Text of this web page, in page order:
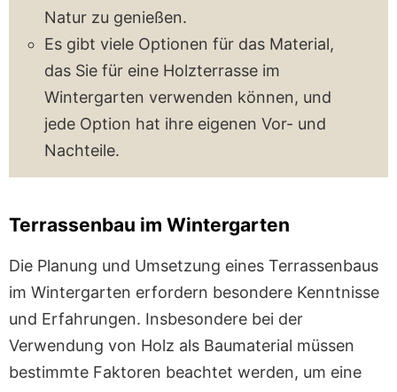
Natur zu genießen.
Es gibt viele Optionen für das Material,
das Sie für eine Holzterrasse im
Wintergarten verwenden können, und
jede Option hat ihre eigenen Vor- und
Nachteile.
Terrassenbau im Wintergarten
Die Planung und Umsetzung eines Terrassenbaus
im Wintergarten erfordern besondere Kenntnisse
und Erfahrungen. Insbesondere bei der
Verwendung von Holz als Baumaterial müssen
bestimmte Faktoren beachtet werden, um eine